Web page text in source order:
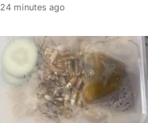
24 minutes ago